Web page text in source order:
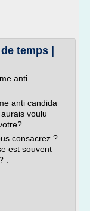
temps |
anti
anti candida
voulu
.
consacrez ?
est souvent